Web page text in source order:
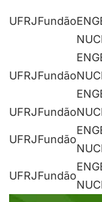
UFRJFundão
UFRJFundão
UFRJFundão
UFRJFundão
UFRJFundão